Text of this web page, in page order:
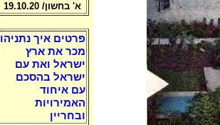
א' בחשון/ 19.10.20
פרטים איך נתניהו
מכר את ארץ
ישראל ואת עם
ישראל בהסכם
עם איחוד
האמירויות
ובחריין